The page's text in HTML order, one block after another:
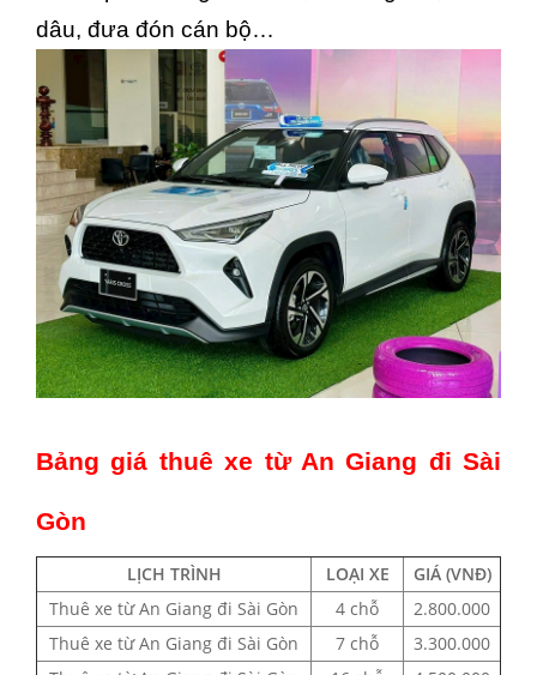
dâu, đưa đón cán bộ…
Bảng giá thuê xe từ An Giang đi Sài
Gòn
LỊCH TRÌNH LOẠI XE
GIÁ (VNĐ)
Thuê xe từ An Giang đi Sài Gòn
4 chỗ
2.800.000
Thuê xe từ An Giang đi Sài Gòn
7 chỗ
3.300.000